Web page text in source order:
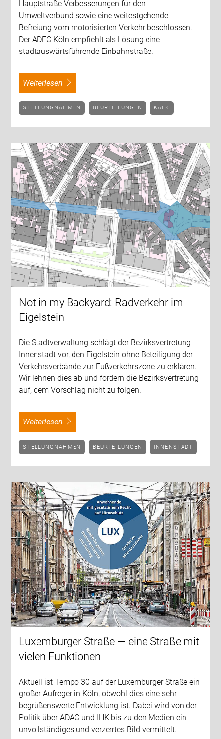
Hauptstraße Verbesserungen für den
Umweltverbund sowie eine weitestgehende
Befreiung vom motorisierten Verkehr beschlossen.
Der ADFC Köln empfiehlt als Lösung eine
stadtauswärtsführende Einbahnstraße.
weiterlesen
STELLUNGNAHMEN BEURTEILUNGEN KALK
Not in my Backyard: Radverkehr im
Eigelstein
Die Stadtverwaltung schlägt der Bezirksvertretung
Innenstadt vor, den Eigelstein ohne Beteiligung der
Verkehrsverbände zur Fußverkehrszone zu erklären.
Wir lehnen dies ab und fordern die Bezirksvertretung
auf, dem Vorschlag nicht zu folgen.
weiterlesen
STELLUNGNAHMEN BEURTEILUNGEN INNENSTADT
Luxemburger Straße — eine Straße mit
vielen Funktionen
Aktuell ist Tempo 30 auf der Luxemburger Straße ein
großer Aufreger in Köln, obwohl dies eine sehr
begrüßenswerte Entwicklung ist. Dabei wird von der
Politik über ADAC und IHK bis zu den Medien ein
unvollständiges und verzerrtes Bild vermittelt.